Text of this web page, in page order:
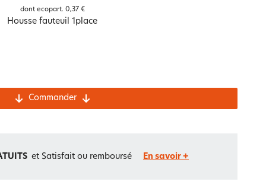
dont ecopart. 0,37 €
Housse fauteuil 1place
Commander
et Satisfait ou remboursé En savoir +